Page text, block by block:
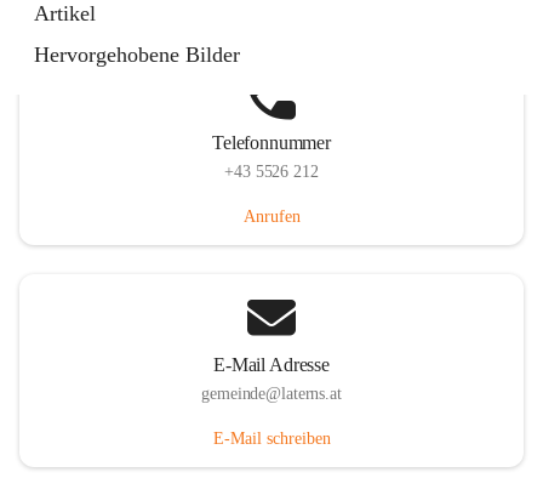
Artikel
Hervorgehobene Bilder
Telefonnummer
+43 5526 212
Anrufen
E-Mail Adresse
gemeinde@laterns.at
E-Mail schreiben